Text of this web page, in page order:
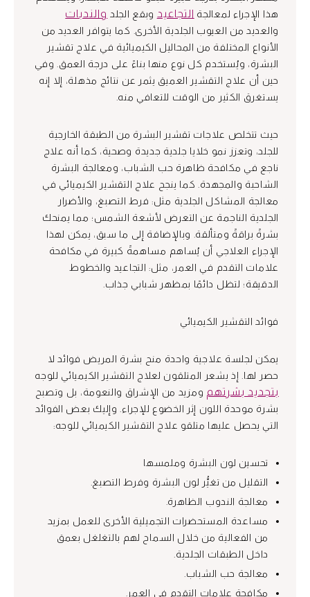
هذا الإجراء لمعالجة التجاعيد وبقع الجلد والندبات
والعديد من العيوب الجلدية الأخرى. كما يتوافر العديد من
الأنواع المختلفة من المحاليل الكيميائية في علاج تقشير
البشرة، ويُستخدم كل نوع منها بناءً على درجة العمق. وفي
حين أن علاج التقشير العميق يثمر عن نتائج مذهلة، إلا إنه
يستغرق الكثير من الوقت للتعافي منه.
حيث تتخلص علاجات تقشير البشرة من الطبقة الخارجية
للجلد، وتعزز نمو خلايا جلدية جديدة وصحية، كما أنه علاج
ناجع في مكافحة ظاهرة حب الشباب، ومعالجة البشرة
الشاحبة والمجهدة. كما ينجح علاج التقشير الكيميائي في
معالجة المشاكل الجلدية مثل: فرط التصبغ، والأضرار
الجلدية الناجمة عن التعرض لأشعة الشمس؛ مما يمنحك
بشرةً براقةً ومتألقة. وبالإضافة إلى ما سبق، يمكن لهذا
الإجراء العلاجي أن يُساهم مساهمةً كبيرة في مكافحة
علامات التقدم في العمر، مثل: التجاعيد والخطوط
الدقيقة؛ لتظل دائمًا بمظهر شبابي جذاب.
فوائد التقشير الكيميائي
يمكن لجلسة علاجية واحدة منح بشرة المريض فوائد لا
حصر لها. إذ يشعر المتلقون لعلاج التقشير الكيميائي للوجه
بتجديد بشرتهم ومزيد من الإشراق والنعومة، بل وتصبح
بشرة موحدة اللون إثر الخضوع للإجراء. وإليك بعض الفوائد
التي يحصل عليها متلقو علاج التقشير الكيميائي للوجه:
تحسين لون البشرة وملمسها
التقليل من تغيُّر لون البشرة وفرط التصبغ.
معالجة الندوب الظاهرة.
مساعدة المستحضرات التجميلية الأخرى للعمل بمزيد
من الفعالية من خلال السماح لهم بالتغلغل بعمق
داخل الطبقات الجلدية.
معالجة حب الشباب.
مكافحة علامات التقدم في العمر.